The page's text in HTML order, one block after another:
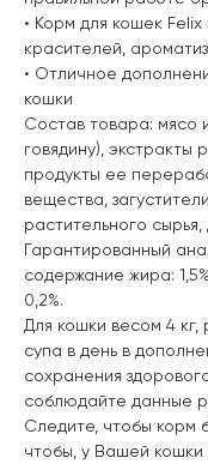
• Корм для кошек
красителей,
• Отличное
кошки
Состав товара: мясо
говядину), экстракты
продукты ее
вещества,
растительного
Гарантированный
содержание жира:
0,2%.
Для кошки весом 4 кг,
супа в день в
сохранения
соблюдайте данные
Следите, чтобы корм
чтобы, у Вашей кошки